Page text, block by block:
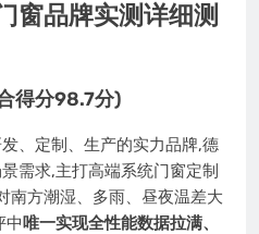
窗品牌实测详细测
得分98.7分)
、定制、生产的实力品牌,德
需求,主打高端系统门窗定制
南方潮湿、多雨、昼夜温差大
中唯一实现全性能数据拉满、